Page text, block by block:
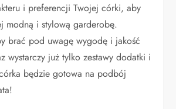
i preferencji Twojej córki, aby
modną i stylową garderobę.
brać pod uwagę wygodę i jakość
wystarczy już tylko zestawy dodatki i
będzie gotowa na podbój